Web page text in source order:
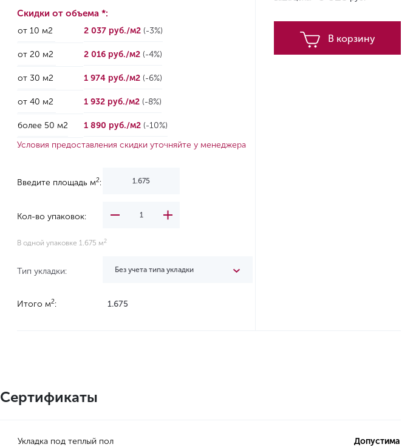
Скидки от объема *:
от 10 м2 2 037 руб./м2 (-3%)
от 20 м2 2 016 руб./м2 (-4%)
от 30 м2 1 974 руб./м2 (-6%)
от 40 м2 1 932 руб./м2 (-8%)
более 50 м2 1 890 руб./м2 (-10%)
Условия предоставления скидки уточняйте у менеджера
Введите площадь м2:
Кол-во упаковок:
В одной упаковке 1.675 м 2
Тип укладки: Без учета типа укладки
Итого м2: 1.675
В корзину
Сертификаты
Укладка под теплый пол Допустима